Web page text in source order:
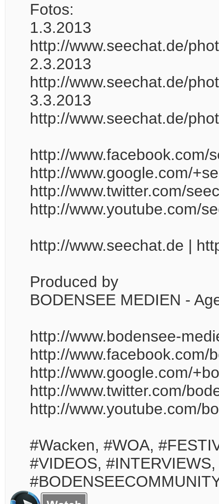
Fotos:
1.3.2013
http://www.seechat.de/
2.3.2013
http://www.seechat.de/
3.3.2013
http://www.seechat.de/
http://www.facebook.com/
http://www.google.com/
http://www.twitter.com/
http://www.youtube.com/
http://www.seechat.de |
Produced by
BODENSEE MEDIEN -
http://www.bodensee-
http://www.facebook.com/
http://www.google.com/
http://www.twitter.com/
http://www.youtube.com/
#Wacken, #WOA,
#VIDEOS,